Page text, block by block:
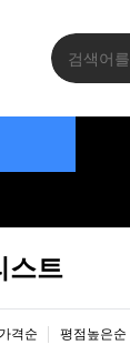
스트
격순 평점높은순